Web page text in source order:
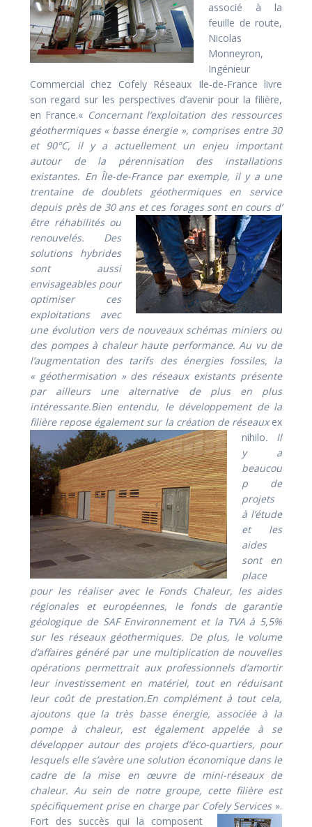
associé à la
feuille de route,
Nicolas
Monneyron,
Ingénieur
Commercial chez Cofely Réseaux Ile-de-France livre
son regard sur les perspectives d’avenir pour la filière,
en France.« Concernant l’exploitation des ressources
géothermiques « basse énergie », comprises entre 30
et 90°C, il y a actuellement un enjeu important
autour de la pérennisation des installations
existantes. En Île-de-France par exemple, il y a une
trentaine de doublets géothermiques en service
depuis près de 30 ans et ces forages sont en cours d’
être réhabilités ou
renouvelés. Des
solutions hybrides
sont aussi
envisageables pour
optimiser ces
exploitations avec
une évolution vers de nouveaux schémas miniers ou
des pompes à chaleur haute performance. Au vu de
l’augmentation des tarifs des énergies fossiles, la
« géothermisation » des réseaux existants présente
par ailleurs une alternative de plus en plus
intéressante.Bien entendu, le développement de la
filière repose également sur la création de réseauxex
nihilo. Il
y a
beaucou
p de
projets
à l’étude
et les
aides
sont en
place
pour les réaliser avec le Fonds Chaleur, les aides
régionales et européennes, le fonds de garantie
géologique de SAF Environnement et la TVA à 5,5%
sur les réseaux géothermiques. De plus, le volume
d’affaires généré par une multiplication de nouvelles
opérations permettrait aux professionnels d’amortir
leur investissement en matériel, tout en réduisant
leur coût de prestation.En complément à tout cela,
ajoutons que la très basse énergie, associée à la
pompe à chaleur, est également appelée à se
développer autour des projets d’éco-quartiers, pour
lesquels elle s’avère une solution économique dans le
cadre de la mise en œuvre de mini-réseaux de
chaleur. Au sein de notre groupe, cette filière est
spécifiquement prise en charge par Cofely Services».
Fort des succès qui la composent